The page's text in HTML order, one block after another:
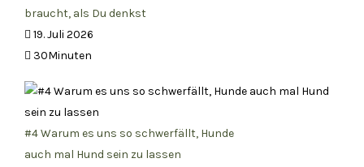
braucht, als Du denkst
19. Juli 2026
30Minuten
#4 Warum es uns so schwerfällt, Hunde
auch mal Hund sein zu lassen